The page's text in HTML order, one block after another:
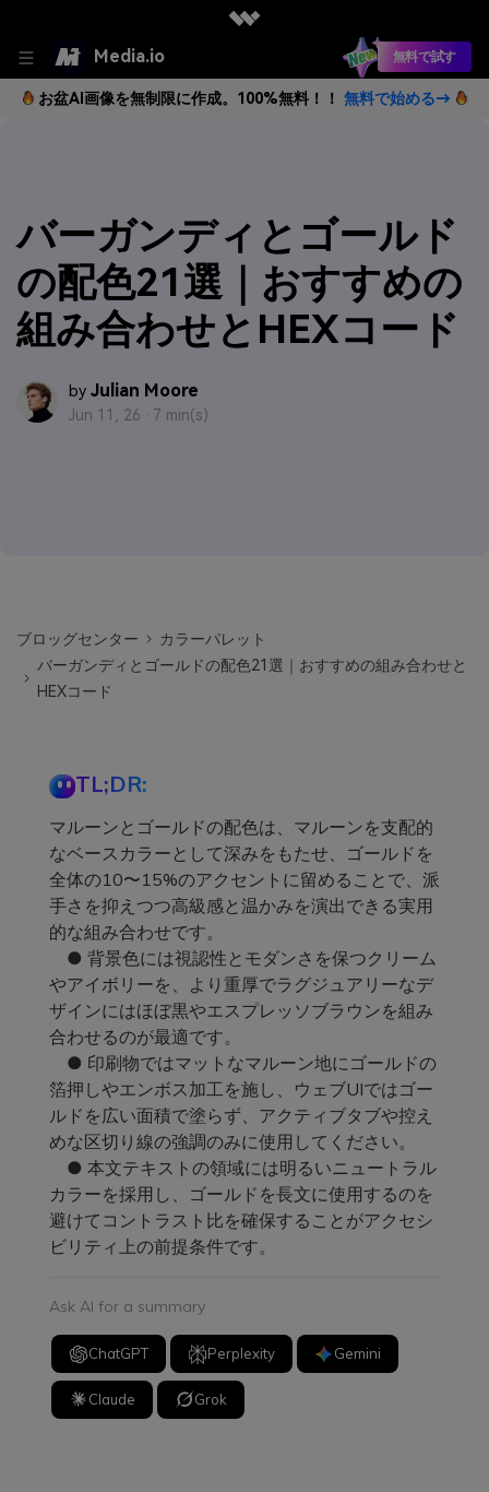
Media.io 無料で試す
お盆AI画像を無制限に作成。100%無料！！ 無料で始める→
バーガンディとゴールド
の配色21選｜おすすめの
組み合わせとHEXコード
by Julian Moore
Jun 11, 26 · 7 min(s)
ブロッグセンター
カラーパレット
バーガンディとゴールドの配色21選｜おすすめの組み合わせと
HEXコード
TL;DR:
マルーンとゴールドの配色は、マルーンを支配的
なベースカラーとして深みをもたせ、ゴールドを
全体の10〜15%のアクセントに留めることで、派
手さを抑えつつ高級感と温かみを演出できる実用
的な組み合わせです。
● 背景色には視認性とモダンさを保つクリーム
やアイボリーを、より重厚でラグジュアリーなデ
ザインにはほぼ黒やエスプレッソブラウンを組み
合わせるのが最適です。
● 印刷物ではマットなマルーン地にゴールドの
箔押しやエンボス加工を施し、ウェブUIではゴー
ルドを広い面積で塗らず、アクティブタブや控え
めな区切り線の強調のみに使用してください。
● 本文テキストの領域には明るいニュートラル
カラーを採用し、ゴールドを長文に使用するのを
避けてコントラスト比を確保することがアクセシ
ビリティ上の前提条件です。
Ask AI for a summary
ChatGPT Perplexity Gemini
Claude Grok